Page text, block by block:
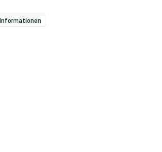
Informationen